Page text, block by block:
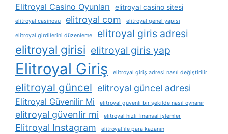
Elitroyal Casino Oyunları
elitroyal casino sitesi
elitroyal casinosu elitroyal com elitroyal genel yapısı
elitroyal girdilerini düzenleme elitroyal giris adresi
elitroyal girisi elitroyal giris yap
Elitroyal Giriş elitroyal giriş adresi nasıl değiştirilir
elitroyal güncel elitroyal güncel adresi
Elitroyal Güvenilir Mi elitroyal güvenli bir şekilde nasıl oynanır
elitroyal güvenlir mi elitroyal hızlı finansal i̇şlemler
Elitroyal Instagram elitroyal i̇le para kazanın